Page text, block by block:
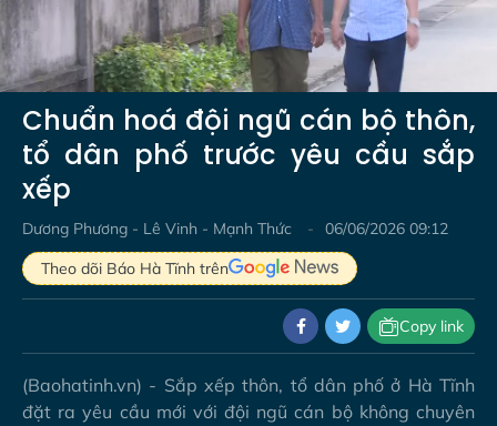
Video
Chuẩn hoá đội ngũ cán bộ thôn,
tổ dân phố trước yêu cầu sắp
xếp
Dương Phương - Lê Vinh - Mạnh Thức
06/06/2026 09:12
Theo dõi Báo Hà Tĩnh trên
Copy link
(Baohatinh.vn) - Sắp xếp thôn, tổ dân phố ở Hà Tĩnh
đặt ra yêu cầu mới với đội ngũ cán bộ không chuyên